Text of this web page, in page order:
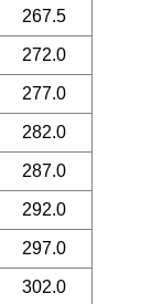
267.5
272.0
277.0
282.0
287.0
292.0
297.0
302.0